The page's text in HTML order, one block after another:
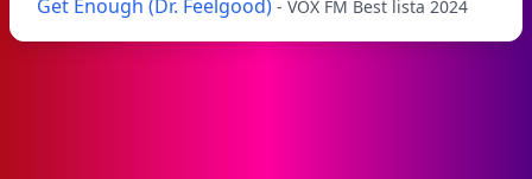
Get Enough (Dr. Feelgood) - VOX FM Best lista 2024